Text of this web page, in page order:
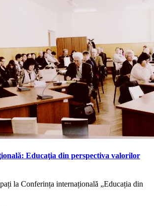
Educaţia din perspectiva valorilor
la Conferința internațională „Educația din